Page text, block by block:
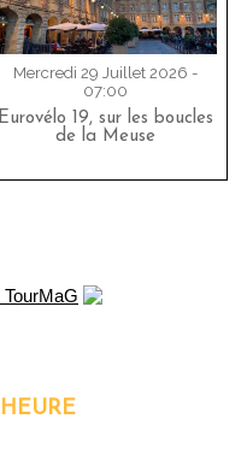
Mercredi 29 Juillet 2026 -
07:00
Eurovélo 19, sur les boucles
de la Meuse
HEURE